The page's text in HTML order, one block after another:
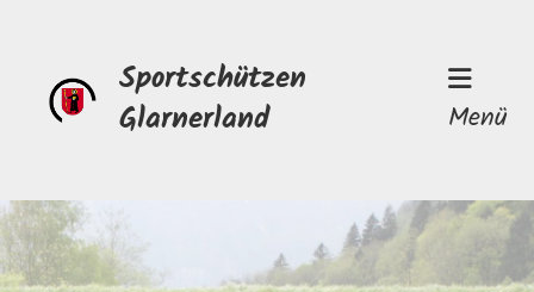
Sportschützen
Glarnerland
Menü